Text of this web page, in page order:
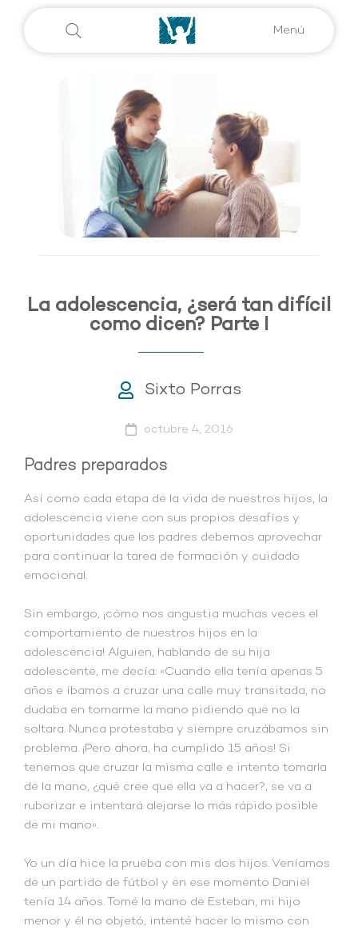
Menú
La adolescencia, ¿será tan difícil
como dicen? Parte I
Sixto Porras
octubre 4, 2016
Padres preparados
Así como cada etapa de la vida de nuestros hijos, la
adolescencia viene con sus propios desafíos y
oportunidades que los padres debemos aprovechar
para continuar la tarea de formación y cuidado
emocional.
Sin embargo, ¡cómo nos angustia muchas veces el
comportamiento de nuestros hijos en la
adolescencia! Alguien, hablando de su hija
adolescente, me decía: «Cuando ella tenía apenas 5
años e íbamos a cruzar una calle muy transitada, no
dudaba en tomarme la mano pidiendo que no la
soltara. Nunca protestaba y siempre cruzábamos sin
problema. ¡Pero ahora, ha cumplido 15 años! Si
tenemos que cruzar la misma calle e intento tomarla
de la mano, ¿qué cree que ella va a hacer?, se va a
ruborizar e intentará alejarse lo más rápido posible
de mi mano».
Yo un día hice la prueba con mis dos hijos. Veníamos
de un partido de fútbol y en ese momento Daniel
tenía 14 años. Tomé la mano de Esteban, mi hijo
menor y él no objetó, intenté hacer lo mismo con